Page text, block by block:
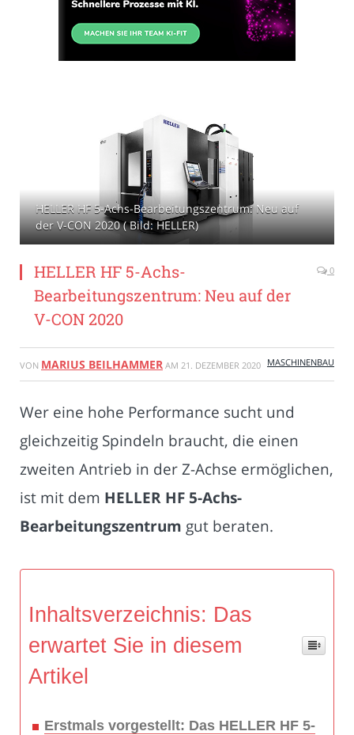
HELLER HF 5-Achs-Bearbeitungszentrum: Neu auf
der V-CON 2020 ( Bild: HELLER)
HELLER HF 5-Achs-
Bearbeitungszentrum: Neu auf der
V-CON 2020
0
VON MARIUS BEILHAMMER AM 21. DEZEMBER 2020 MASCHINENBAU
Wer eine hohe Performance sucht und
gleichzeitig Spindeln braucht, die einen
zweiten Antrieb in der Z-Achse ermöglichen,
ist mit dem HELLER HF 5-Achs-
Bearbeitungszentrum gut beraten.
Inhaltsverzeichnis: Das
erwartet Sie in diesem
Artikel
Erstmals vorgestellt: Das HELLER HF 5-